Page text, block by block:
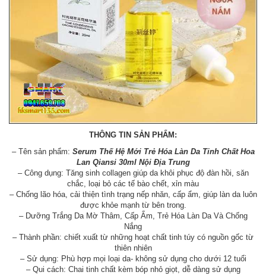
THÔNG TIN SẢN PHẨM:
– Tên sản phẩm: Serum Thế Hệ Mới Trẻ Hóa Làn Da Tinh Chất Hoa
Lan Qiansi 30ml Nội Địa Trung
– Công dụng: Tăng sinh collagen giúp da khôi phục độ đàn hồi, săn
chắc, loại bỏ các tế bào chết, xỉn màu
– Chống lão hóa, cải thiện tình trạng nếp nhăn, cấp ẩm, giúp làn da luôn
được khỏe mạnh từ bên trong.
– Dưỡng Trắng Da Mờ Thâm, Cấp Ẩm, Trẻ Hóa Làn Da Và Chống
Nắng
– Thành phần: chiết xuất từ những hoạt chất tinh túy có nguồn gốc từ
thiên nhiên
– Sử dụng: Phù hợp mọi loại da- không sử dụng cho dưới 12 tuổi
– Qui cách: Chai tinh chất kèm bóp nhỏ giọt, dễ dàng sử dụng